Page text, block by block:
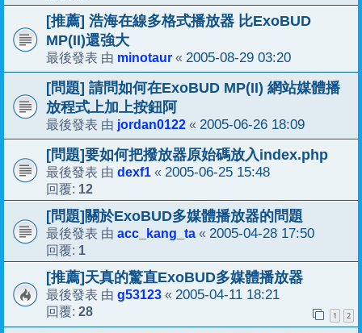
[推薦] 浩海在線多格式播放器 比ExoBUD
MP(II)還強大
最後發表 由 minotaur « 2005-08-29 03:20
[問題] 請問如何在ExoBUD MP(II) 網站媒體播
放程式上加上按鈕阿
最後發表 由 jordan0122 « 2005-06-26 18:09
[問題]要如何把撥放器原始碼放入index.php
最後發表 由 dexf1 « 2005-06-25 15:48
回覆: 12
[問題]關於ExoBUD多媒體播放器的問題
最後發表 由 acc_kang_ta « 2005-04-28 17:50
回覆: 1
[推薦]天真的驚直ExoBUD多媒體播放器
最後發表 由 g53123 « 2005-04-11 18:21
回覆: 28 1 2